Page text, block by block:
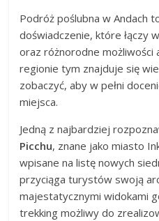
Podróż poślubna w Andach
doświadczenie, które łączy
oraz różnorodne możliwości
regionie tym znajduje się
zobaczyć, aby w pełni
miejsca.
Jedną z najbardziej
Picchu, znane jako miasto
wpisane na listę nowych
przyciąga turystów swoją
majestatycznymi widokami
trekking możliwy do